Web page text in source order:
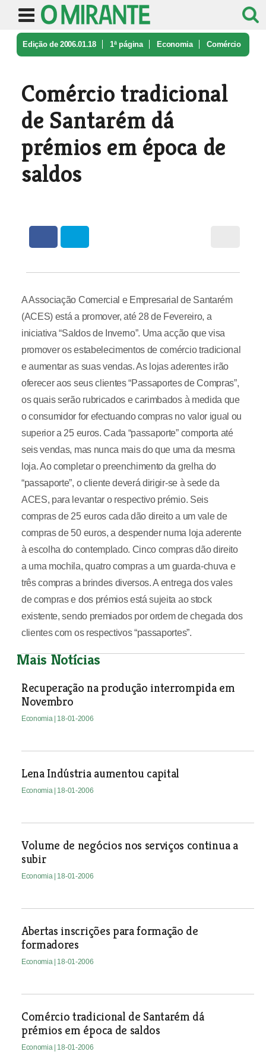
Edição de 2006.01.18 1ª página Economia Comércio
Comércio tradicional
de Santarém dá
prémios em época de
saldos
A Associação Comercial e Empresarial de Santarém
(ACES) está a promover, até 28 de Fevereiro, a
iniciativa “Saldos de Inverno”. Uma acção que visa
promover os estabelecimentos de comércio tradicional
e aumentar as suas vendas. As lojas aderentes irão
oferecer aos seus clientes “Passaportes de Compras”,
os quais serão rubricados e carimbados à medida que
o consumidor for efectuando compras no valor igual ou
superior a 25 euros. Cada “passaporte” comporta até
seis vendas, mas nunca mais do que uma da mesma
loja. Ao completar o preenchimento da grelha do
“passaporte”, o cliente deverá dirigir-se à sede da
ACES, para levantar o respectivo prémio. Seis
compras de 25 euros cada dão direito a um vale de
compras de 50 euros, a despender numa loja aderente
à escolha do contemplado. Cinco compras dão direito
a uma mochila, quatro compras a um guarda-chuva e
três compras a brindes diversos. A entrega dos vales
de compras e dos prémios está sujeita ao stock
existente, sendo premiados por ordem de chegada dos
clientes com os respectivos “passaportes”.
Mais Notícias
Recuperação na produção interrompida em
Novembro
Economia | 18-01-2006
Lena Indústria aumentou capital
Economia | 18-01-2006
Volume de negócios nos serviços continua a
subir
Economia | 18-01-2006
Abertas inscrições para formação de
formadores
Economia | 18-01-2006
Comércio tradicional de Santarém dá
prémios em época de saldos
Economia | 18-01-2006